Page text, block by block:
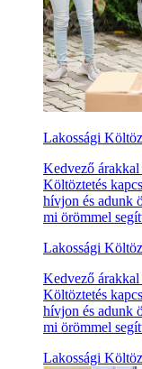
Lakossági
Kedvező árakkal
Költöztetés
hívjon és adunk
mi örömmel
Lakossági
Kedvező árakkal
Költöztetés
hívjon és adunk
mi örömmel
Lakossági